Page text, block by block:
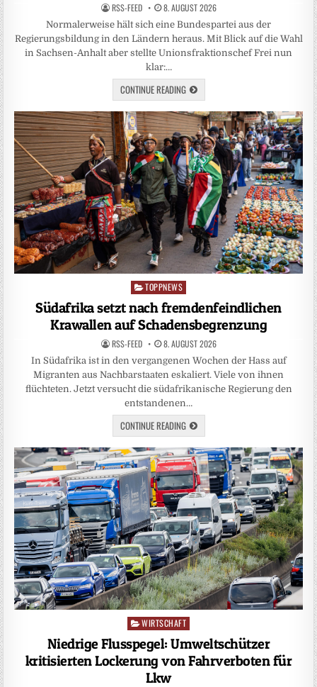
RSS-FEED 8. AUGUST 2026
Normalerweise hält sich eine Bundespartei aus der
Regierungsbildung in den Ländern heraus. Mit Blick auf die Wahl
in Sachsen-Anhalt aber stellte Unionsfraktionschef Frei nun
klar:…
CONTINUE READING
Posted
TOPPNEWS
Südafrika setzt nach fremdenfeindlichen
Krawallen auf Schadensbegrenzung
RSS-FEED 8. AUGUST 2026
In Südafrika ist in den vergangenen Wochen der Hass auf
Migranten aus Nachbarstaaten eskaliert. Viele von ihnen
flüchteten. Jetzt versucht die südafrikanische Regierung den
entstandenen…
CONTINUE READING
Posted
WIRTSCHAFT
Niedrige Flusspegel: Umweltschützer
kritisierten Lockerung von Fahrverboten für
Lkw